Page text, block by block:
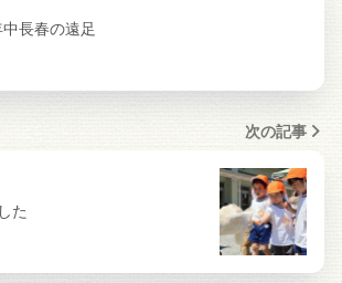
長春の遠足
次の記事
た